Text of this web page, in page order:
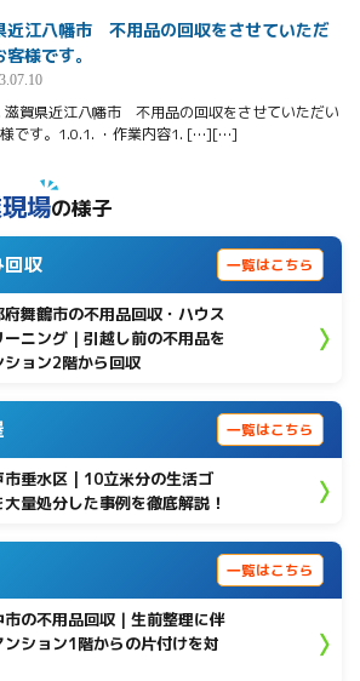
近江八幡市 不用品の回収をさせていただ
様です。
滋賀県近江八幡市 不用品の回収をさせていただい
です。1.0.1. ・作業内容1. […][…]
場の様子
収 一覧はこちら
府舞鶴市の不用品回収・ハウス
ーニング｜引越し前の不用品を
ション2階から回収
一覧はこちら
市垂水区 | 10立米分の生活ゴ
大量処分した事例を徹底解説！
一覧はこちら
市の不用品回収｜生前整理に伴
ンション1階からの片付けを対